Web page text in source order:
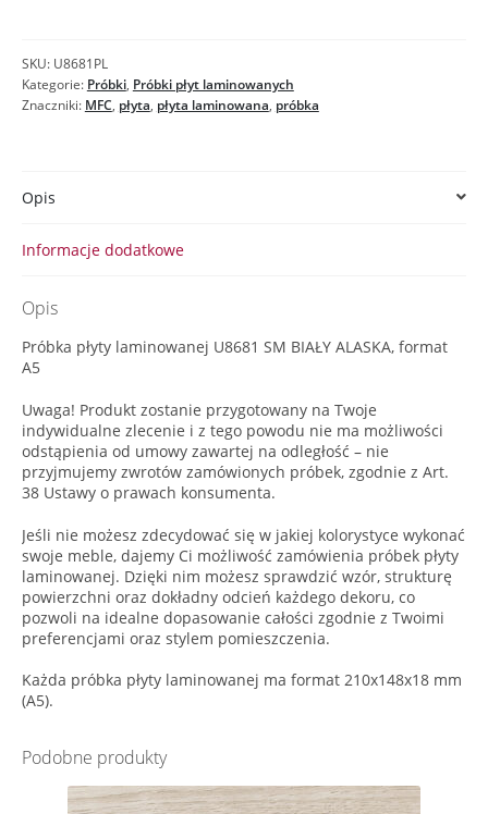
-
próbka
płyty
SKU: U8681PL
Kategorie: Próbki, Próbki płyt laminowanych
Znaczniki: MFC, płyta, płyta laminowana, próbka
Opis
Informacje dodatkowe
Opis
Próbka płyty laminowanej U8681 SM BIAŁY ALASKA, format
A5
Uwaga! Produkt zostanie przygotowany na Twoje
indywidualne zlecenie i z tego powodu nie ma możliwości
odstąpienia od umowy zawartej na odległość – nie
przyjmujemy zwrotów zamówionych próbek, zgodnie z Art.
38 Ustawy o prawach konsumenta.
Jeśli nie możesz zdecydować się w jakiej kolorystyce wykonać
swoje meble, dajemy Ci możliwość zamówienia próbek płyty
laminowanej. Dzięki nim możesz sprawdzić wzór, strukturę
powierzchni oraz dokładny odcień każdego dekoru, co
pozwoli na idealne dopasowanie całości zgodnie z Twoimi
preferencjami oraz stylem pomieszczenia.
Każda próbka płyty laminowanej ma format 210x148x18 mm
(A5).
Podobne produkty